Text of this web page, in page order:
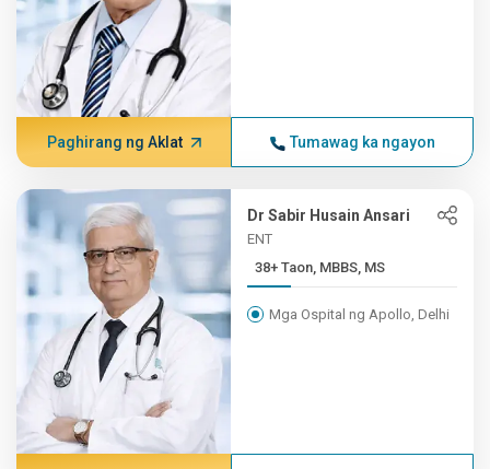
Paghirang ng Aklat Tumawag ka ngayon
Dr Sabir Husain Ansari
ENT
38+ Taon, MBBS, MS
Mga Ospital ng Apollo, Delhi